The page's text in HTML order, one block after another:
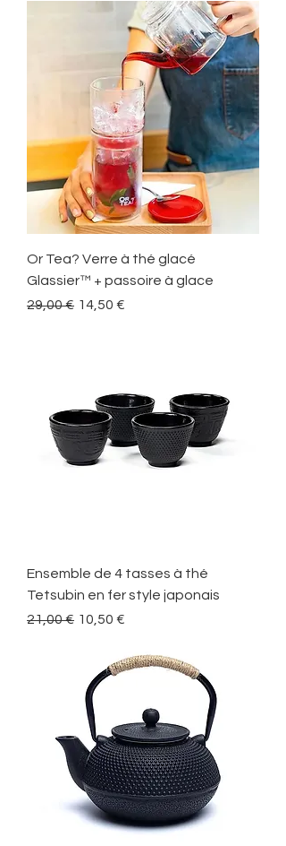
Or Tea? Verre à thé glacé
Glassier™ + passoire à glace
Standardpreis
29,00 € Sale-Preis
14,50 €
Ensemble de 4 tasses à thé
Tetsubin en fer style japonais
Standardpreis
21,00 € Sale-Preis
10,50 €